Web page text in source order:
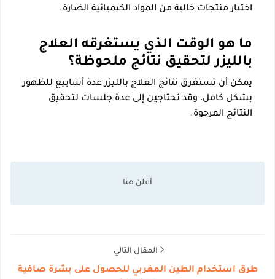
اختيار منتجات خالية من المواد الكيميائية الضارة.
ما هو الوقت الذي يستغرقه العلاج
بالليزر لتحقيق نتائج ملحوظة؟
يمكن أن تستغرق نتائج العلاج بالليزر عدة أسابيع للظهور
بشكل كامل، وقد تحتاجين إلى عدة جلسات لتحقيق
النتائج المرجوة.
المقال التالي
طرق استخدام الطين المغربي للحصول على بشرة صافية